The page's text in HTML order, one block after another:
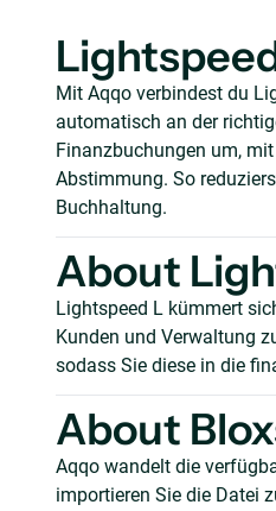
Mit Aqqo verbindest du
automatisch an der
Finanzbuchungen um,
Abstimmung. So
Buchhaltung.
About
Lightspeed L kümmert
Kunden und Verwaltung
sodass Sie diese in die
About
Aqqo wandelt die
importieren Sie die Datei